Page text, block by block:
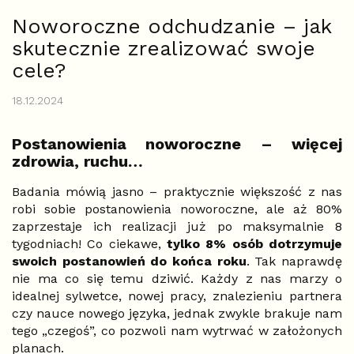
Noworoczne odchudzanie – jak
skutecznie zrealizować swoje
cele?
18.12.2024
Postanowienia noworoczne – więcej
zdrowia, ruchu…
Badania mówią jasno – praktycznie większość z nas
robi sobie postanowienia noworoczne, ale aż 80%
zaprzestaje ich realizacji już po maksymalnie 8
tygodniach! Co ciekawe, tylko 8% osób dotrzymuje
swoich postanowień do końca roku. Tak naprawdę
nie ma co się temu dziwić. Każdy z nas marzy o
idealnej sylwetce, nowej pracy, znalezieniu partnera
czy nauce nowego języka, jednak zwykle brakuje nam
tego „czegoś”, co pozwoli nam wytrwać w założonych
planach.